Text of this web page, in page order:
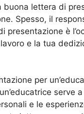
buona lettera di
Spesso, il
presentazione è
e la tua
per
serve
e le